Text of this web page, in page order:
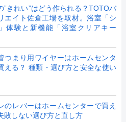
”きれい”はどう作られる？TOTOバ
エイト佐倉工場を取材。浴室「シ
体験と新機能「浴室クリアキー
つまり用ワイヤーはホームセンタ
える？ 種類・選び方と安全な使い
のレバーはホームセンターで買え
敗しない選び方と直し方